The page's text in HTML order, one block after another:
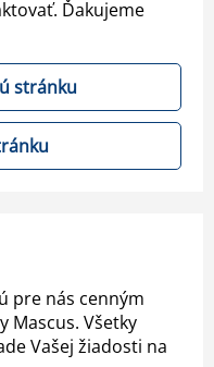
Ďakujeme
stránku
pre nás cenným
Mascus. Všetky
Vašej žiadosti na